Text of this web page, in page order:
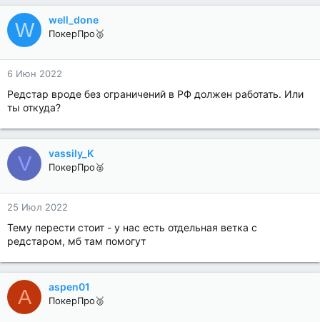
W well_done
ПокерПро🥈
6 Июн 2022
Редстар вроде без ограничений в РФ должен работать. Или
ты откуда?
V vassily_K
ПокерПро🥈
25 Июл 2022
Тему перести стоит - у нас есть отдельная ветка с
редстаром, мб там помогут
A aspen01
ПокерПро🥈